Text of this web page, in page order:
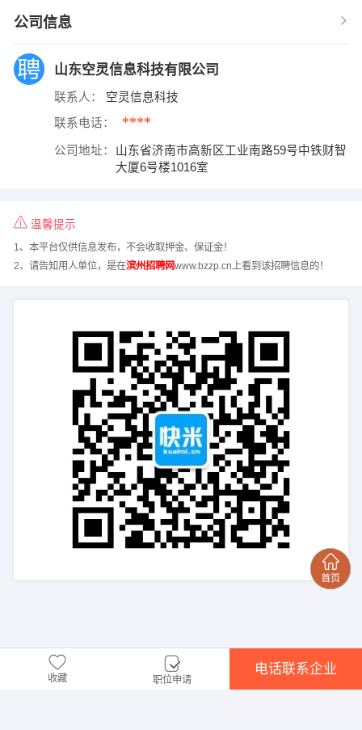
公司信息
山东空灵信息科技有限公司
联系人： 空灵信息科技
联系电话： ****
公司地址：
山东省济南市高新区工业南路59号中铁财智
大厦6号楼1016室
温馨提示
1、本平台仅供信息发布，不会收取押金、保证金！
2、请告知用人单位，是在滨州招聘网www.bzzp.cn上看到该招聘信息的！
收藏 职位申请
电话联系企业